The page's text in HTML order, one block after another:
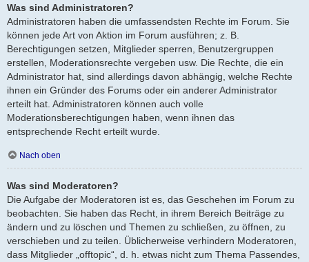
Was sind Administratoren?
Administratoren haben die umfassendsten Rechte im Forum. Sie
können jede Art von Aktion im Forum ausführen; z. B.
Berechtigungen setzen, Mitglieder sperren, Benutzergruppen
erstellen, Moderationsrechte vergeben usw. Die Rechte, die ein
Administrator hat, sind allerdings davon abhängig, welche Rechte
ihnen ein Gründer des Forums oder ein anderer Administrator
erteilt hat. Administratoren können auch volle
Moderationsberechtigungen haben, wenn ihnen das
entsprechende Recht erteilt wurde.
Nach oben
Was sind Moderatoren?
Die Aufgabe der Moderatoren ist es, das Geschehen im Forum zu
beobachten. Sie haben das Recht, in ihrem Bereich Beiträge zu
ändern und zu löschen und Themen zu schließen, zu öffnen, zu
verschieben und zu teilen. Üblicherweise verhindern Moderatoren,
dass Mitglieder „offtopic“, d. h. etwas nicht zum Thema Passendes,